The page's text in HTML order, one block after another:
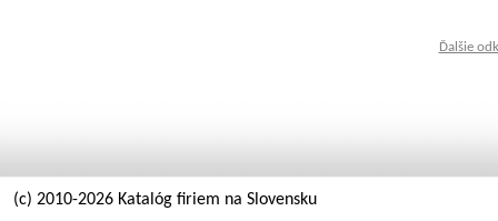
Ďalšie
(c) 2010-2026 Katalóg firiem na Slovensku